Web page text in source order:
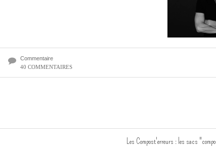
Commentaire
40 COMMENTAIRES
Les Compost'erreurs : les sacs